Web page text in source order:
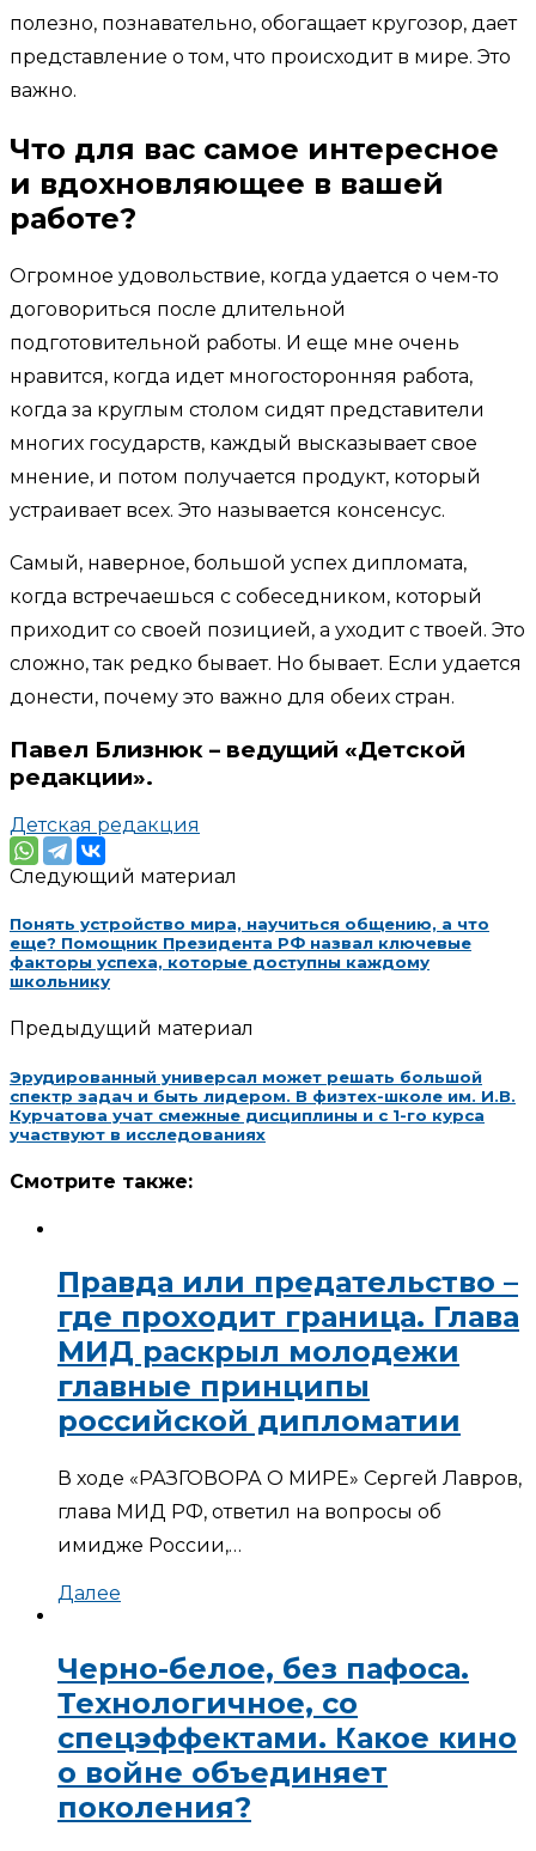
полезно, познавательно, обогащает кругозор, дает
представление о том, что происходит в мире. Это
важно.
Что для вас самое интересное
и вдохновляющее в вашей
работе?
Огромное удовольствие, когда удается о чем-то
договориться после длительной
подготовительной работы. И еще мне очень
нравится, когда идет многосторонняя работа,
когда за круглым столом сидят представители
многих государств, каждый высказывает свое
мнение, и потом получается продукт, который
устраивает всех. Это называется консенсус.
Самый, наверное, большой успех дипломата,
когда встречаешься с собеседником, который
приходит со своей позицией, а уходит с твоей. Это
сложно, так редко бывает. Но бывает. Если удается
донести, почему это важно для обеих стран.
Павел Близнюк – ведущий «Детской
редакции».
Детская редакция
Следующий материал
Понять устройство мира, научиться общению, а что
еще? Помощник Президента РФ назвал ключевые
факторы успеха, которые доступны каждому
школьнику
Предыдущий материал
Эрудированный универсал может решать большой
спектр задач и быть лидером. В физтех-школе им. И.В.
Курчатова учат смежные дисциплины и с 1-го курса
участвуют в исследованиях
Смотрите также:
Правда или предательство –
где проходит граница. Глава
МИД раскрыл молодежи
главные принципы
российской дипломатии
В ходе «РАЗГОВОРА О МИРЕ» Сергей Лавров,
глава МИД РФ, ответил на вопросы об
имидже России,…
Далее
Черно-белое, без пафоса.
Технологичное, со
спецэффектами. Какое кино
о войне объединяет
поколения?